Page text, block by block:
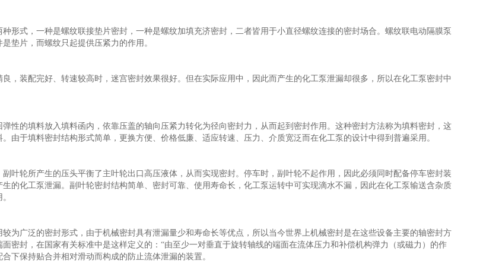
形式，一种是螺纹联接垫片密封，一种是螺纹加填充济密封，二者皆用于小直径螺纹连接的密封场合。螺纹联电动隔膜泵
垫片，而螺纹只起提供压紧力的作用。
，装配完好、转速较高时，迷宫密封效果很好。但在实际应用中，因此而产生的化工泵泄漏却很多，所以在化工泵密封中
性的填料放入填料函内，依靠压盖的轴向压紧力转化为径向密封力，从而起到密封作用。这种密封方法称为填料密封，这
由于填料密封结构形式简单，更换方便、价格低廉、适应转速、压力、介质宽泛而在化工泵的设计中得到普遍采用。
叶轮所产生的压头平衡了主叶轮出口高压液体，从而实现密封。停车时，副叶轮不起作用，因此必须同时配备停车密封装
的化工泵泄漏。副叶轮密封结构简单、密封可靠、使用寿命长，化工泵运转中可实现滴水不漏，因此在化工泵输送含杂质
为广泛的密封形式，由于机械密封具有泄漏量少和寿命长等优点，所以当今世界上机械密封是在这些设备主要的轴密封方
密封，在国家有关标准中是这样定义的：“由至少一对垂直于旋转轴线的端面在流体压力和补偿机构弹力（或磁力）的作
下保持贴合并相对滑动而构成的防止流体泄漏的装置。